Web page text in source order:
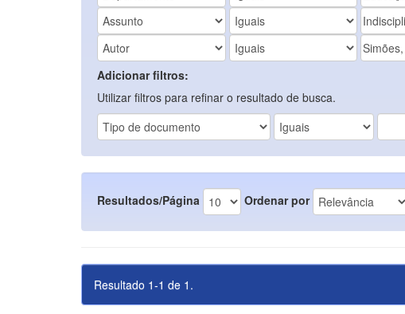
Adicionar filtros:
Utilizar filtros para refinar o resultado de busca.
Resultados/Página Ordenar por
Resultado 1-1 de 1.